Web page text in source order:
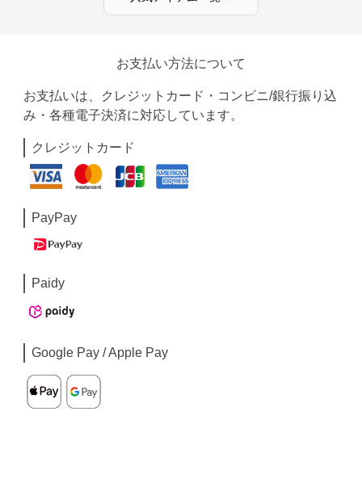
お支払い方法について
お支払いは、クレジットカード・コンビニ/銀行振り込
み・各種電子決済に対応しています。
クレジットカード
PayPay
Paidy
Google Pay / Apple Pay